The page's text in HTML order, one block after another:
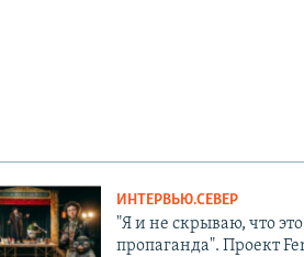
ИНТЕРВЬЮ.СЕВЕР
"Я и не скрываю, что это
пропаганда". Проект